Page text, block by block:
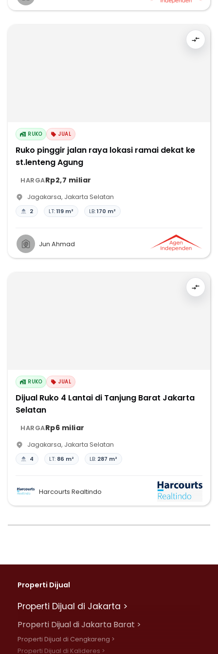
RUKO JUAL
Ruko pinggir jalan raya lokasi ramai dekat ke
st.lenteng Agung
HARGARp2,7 miliar
Jagakarsa, Jakarta Selatan
2 LT:119 m² LB:170 m²
Jun Ahmad
RUKO JUAL
Dijual Ruko 4 Lantai di Tanjung Barat Jakarta
Selatan
HARGARp6 miliar
Jagakarsa, Jakarta Selatan
4 LT: 86 m² LB: 287 m²
Harcourts Realtindo
Properti Dijual
Properti Dijual di Jakarta >
Properti Dijual di Jakarta Barat >
Properti Dijual di Cengkareng >
Properti Dijual di Kalideres >